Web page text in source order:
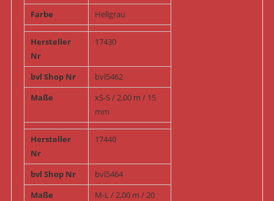
Farbe
Hellgrau
Hersteller
Nr
17430
bvl Shop Nr
bvl5462
Maße
xS-S / 2,00 m / 15
mm
Hersteller
Nr
17440
bvl Shop Nr
bvl5464
Maße
M-L / 2,00 m / 20